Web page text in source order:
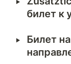
билет к
‣
Билет